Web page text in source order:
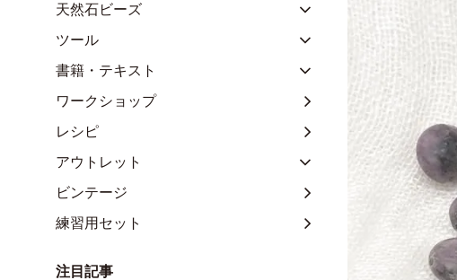
天然石ビーズ
ツール
書籍・テキスト
ワークショップ
レシピ
アウトレット
ビンテージ
練習用セット
注目記事